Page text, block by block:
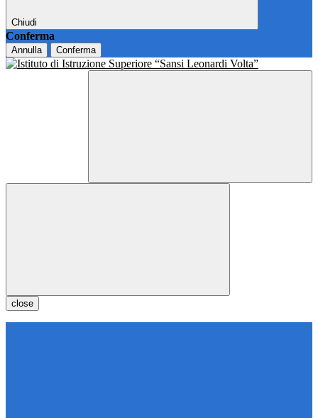
Chiudi
Conferma
Annulla Conferma
close